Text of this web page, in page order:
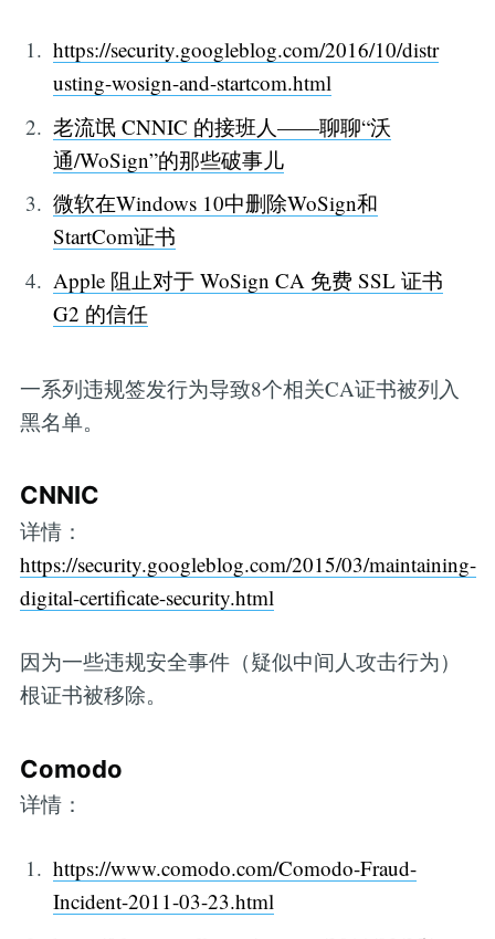
https://security.googleblog.com/2016/10/distr
usting-wosign-and-startcom.html
老流氓 CNNIC 的接班人——聊聊“沃
通/WoSign”的那些破事儿
微软在Windows 10中删除WoSign和
StartCom证书
Apple 阻止对于 WoSign CA 免费 SSL 证书
G2 的信任
一系列违规签发行为导致8个相关CA证书被列入
黑名单。
CNNIC
详情：
https://security.googleblog.com/2015/03/maintaining-
digital-certificate-security.html
因为一些违规安全事件（疑似中间人攻击行为）
根证书被移除。
Comodo
详情：
https://www.comodo.com/Comodo-Fraud-
Incident-2011-03-23.html